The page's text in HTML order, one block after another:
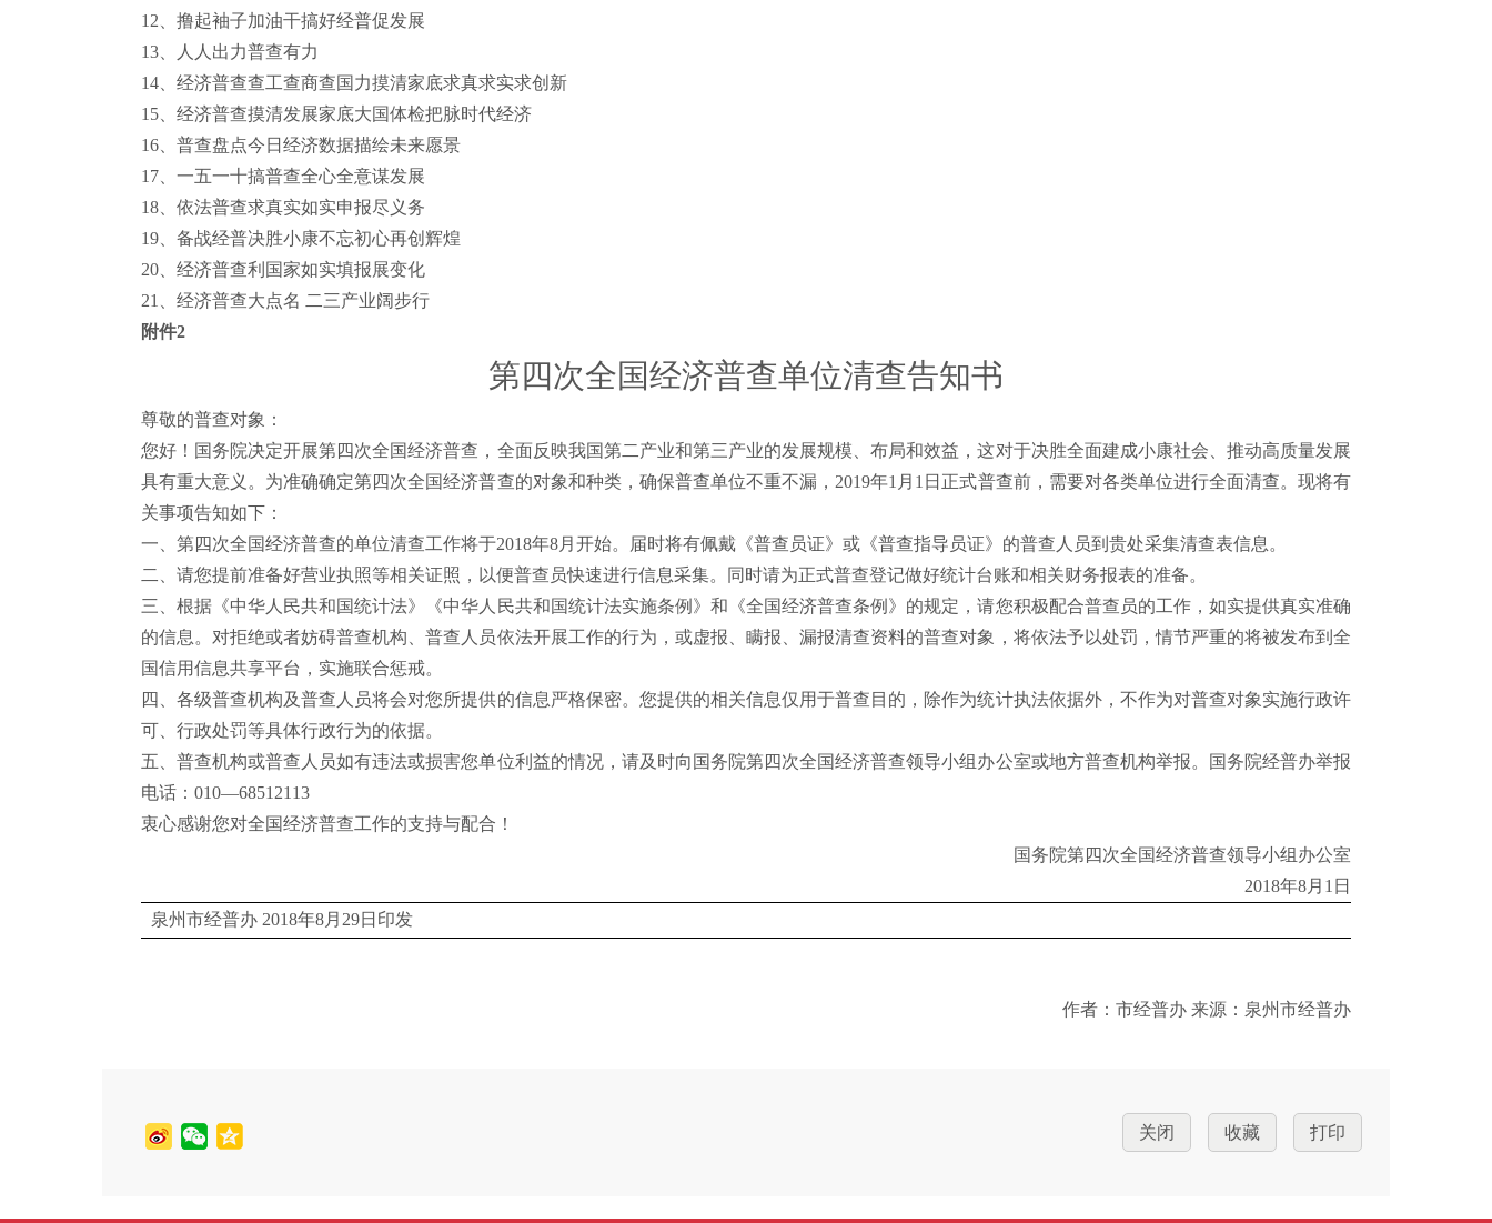
12 、撸起袖子加油干搞好经普促发展
13、人人出力普查有力
14、经济普查查工查商查国力摸清家底求真求实求创新
15、经济普查摸清发展家底大国体检把脉时代经济
16、普查盘点今日经济数据描绘未来愿景
17、一五一十搞普查全心全意谋发展
18、依法普查求真实如实申报尽义务
19、备战经普决胜小康不忘初心再创辉煌
20、经济普查利国家如实填报展变化
21
、经济普查大点名 二三产业阔步行
附件2
第四次全国经济普查单位清查告知书
尊敬的普查对象：
您好！国务院决定开展第四次全国经济普查，全面反映我国第二产业和第三产业的发展规模、布局和效益，这对于决胜全面建成小康社会、推动高质量发展
具有重大意义。为准确确定第四次全国经济普查的对象和种类，确保普查单位不重不漏， 2019年1 月 1 日正式普查前，需要对各类单位进行全面清查。现将有
关事项告知如下：
一、第四次全国经济普查的单位清查工作将于2018年8月开始。届时将有佩戴《普查员证》或《普查指导员证》的普查人员到贵处采集清查表信息。
二、请您提前准备好营业执照等相关证照，以便普查员快速进行信息采集。同时请为正式普查登记做好统计台账和相关财务报表的准备。
三、根据《中华人民共和国统计法》《中华人民共和国统计法实施条例》和《全国经济普查条例》的规定，请您积极配合普查员的工作，如实提供真实准确
的信息。对拒绝或者妨碍普查机构、普查人员依法开展工作的行为，或虚报、瞒报、漏报清查资料的普查对象，将依法予以处罚，情节严重的将被发布到全
国信用信息共享平台，实施联合惩戒。
四、各级普查机构及普查人员将会对您所提供的信息严格保密。您提供的相关信息仅用于普查目的，除作为统计执法依据外，不作为对普查对象实施行政许
可、行政处罚等具体行政行为的依据。
五、普查机构或普查人员如有违法或损害您单位利益的情况，请及时向国务院第四次全国经济普查领导小组办公室或地方普查机构举报。国务院经普办举报
电话： 010—68512113
衷心感谢您对全国经济普查工作的支持与配合！
国务院第四次全国经济普查领导小组办公室
2018年8月1 日
泉州市经普办 2018年8月29日 印发
作者：市经普办 来源：泉州市经普办
打印
收藏
关闭